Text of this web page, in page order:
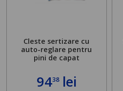
Cleste sertizare cu
auto-reglare pentru
pini de capat
9438lei